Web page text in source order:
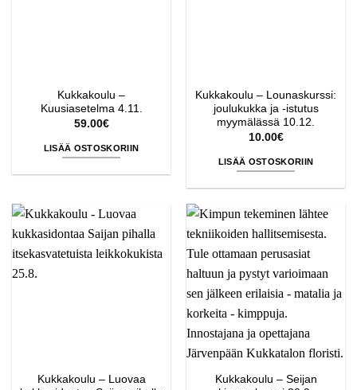
Kukkakoulu –
Kuusiasetelma 4.11.
59.00€
LISÄÄ OSTOSKORIIN
Kukkakoulu – Lounaskurssi:
joulukukka ja -istutus
myymälässä 10.12.
10.00€
LISÄÄ OSTOSKORIIN
Kukkakoulu – Luovaa
Kukkakoulu – Seijan